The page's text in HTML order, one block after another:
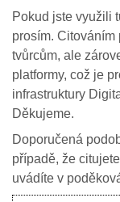
Pokud jste využili
prosím.
tvůrcům, ale
platformy, což je
infrastruktury
Děkujeme.
Doporučená
případě, že
uvádíte v